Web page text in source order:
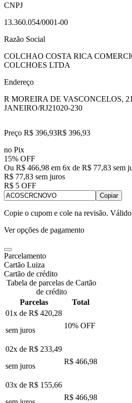
CNPJ
13.360.054/0001-00
Razão Social
COLCHAO COSTA RICA
COLCHOES LTDA
Endereço
R MOREIRA DE VASCONCELOS, 21
JANEIRO/RJ21020-230
Preço R$ 396,93R$ 396,93
no Pix
15% OFF
Ou R$ 466,98 em 6x de R$ 77,83 sem
R$ 77,83 sem juros
R$ 5 OFF
Copiar
Copie o cupom e cole na revisão.
Ver opções de pagamento
Parcelamento
Cartão Luiza
Cartão de crédito
Tabela de parcelas de Cartão
de crédito
Parcelas
Total
01x de R$ 420,28
sem juros
10% OFF
02x de R$ 233,49
sem juros
R$ 466,98
03x de R$ 155,66
R$ 466,98